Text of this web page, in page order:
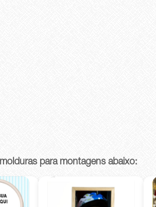
para montagens abaixo: